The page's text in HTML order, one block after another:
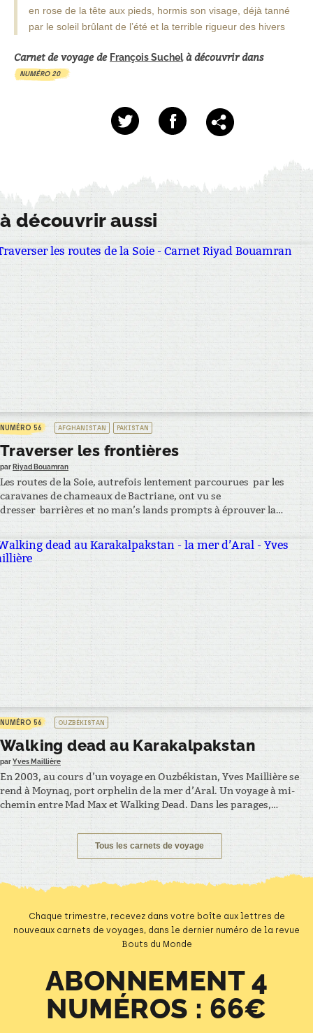
en rose de la tête aux pieds, hormis son visage, déjà tanné
par le soleil brûlant de l’été et la terrible rigueur des hivers
Carnet de voyage de François Suchelà découvrir dans
NUMÉRO 20
à découvrir aussi
NUMÉRO 56 AFGHANISTAN PAKISTAN
Traverser les frontières
par Riyad Bouamran
Les routes de la Soie, autrefois lentement parcourues par les
caravanes de chameaux de Bactriane, ont vu se
dresser barrières et no man’s lands prompts à éprouver la
patience et la sérénité des voyageurs. Pour Ryad Bouamran, le
rêve était trop fort de rejoindre ces terres, protégées par des
cols mythiques et jadis foulées par Marco Polo ou Alexandre Le
Grand.…
NUMÉRO 56 OUZBÉKISTAN
Walking dead au Karakalpakstan
parYves Maillière
En 2003, au cours d’un voyage en Ouzbékistan, Yves Maillière se
rend à Moynaq, port orphelin de la mer d’Aral. Un voyage à mi-
chemin entre Mad Max et Walking Dead. Dans les parages,
nombre de scientifiques pour se pencher au chevet de cette mer
asséchée par l’irrigation intensive des champs de coton.
Beaucoup de journalistes…Tous les carnets de voyage
Chaque trimestre, recevez dans votre boîte aux lettres de
nouveaux carnets de voyages, dans le dernier numéro de la revue
Bouts du Monde
ABONNEMENT 4
NUMÉROS : 66€